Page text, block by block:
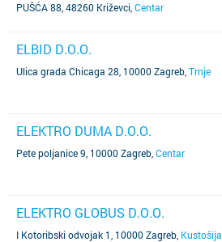
PUŠĆA 88, 48260 Križevci Centar
ELBID D.O.O.
Ulica grada Chicaga 28, 10000 Zagreb Trnje
ELEKTRO DUMA D.O.O.
Pete poljanice 9, 10000 Zagreb Centar
ELEKTRO GLOBUS D.O.O.
I Kotoribski odvojak 1, 10000 Zagreb Kustošija